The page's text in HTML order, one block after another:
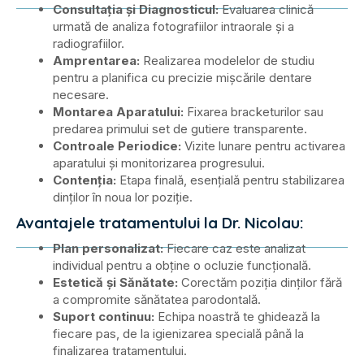
Consultația și Diagnosticul:Evaluarea clinică
urmată de analiza fotografiilor intraorale și a
radiografiilor.
Amprentarea: Realizarea modelelor de studiu
pentru a planifica cu precizie mișcările dentare
necesare.
Montarea Aparatului: Fixarea bracketurilor sau
predarea primului set de gutiere transparente.
Controale Periodice: Vizite lunare pentru activarea
aparatului și monitorizarea progresului.
Contenția: Etapa finală, esențială pentru stabilizarea
dinților în noua lor poziție.
Avantajele tratamentului la Dr. Nicolau:
Plan personalizat:Fiecare caz este analizat
individual pentru a obține o ocluzie funcțională.
Estetică și Sănătate: Corectăm poziția dinților fără
a compromite sănătatea parodontală.
Suport continuu: Echipa noastră te ghidează la
fiecare pas, de la igienizarea specială până la
finalizarea tratamentului.